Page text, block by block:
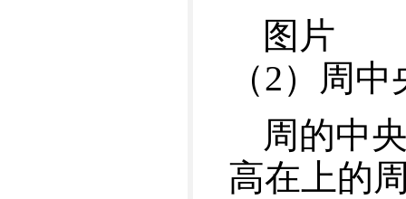
图片
（2）周
周的中
高在上的